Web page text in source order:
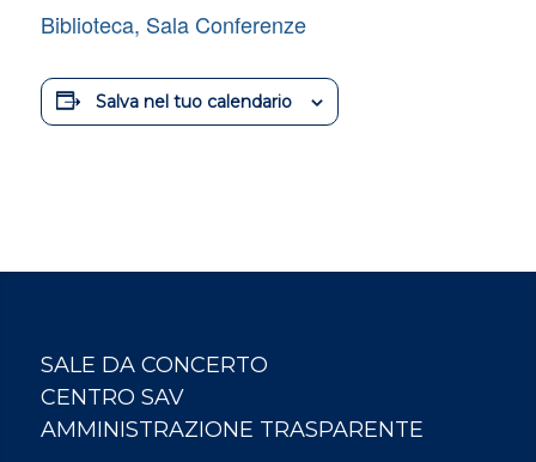
Biblioteca, Sala Conferenze
Salva nel tuo calendario
SALE DA CONCERTO
CENTRO SAV
AMMINISTRAZIONE TRASPARENTE